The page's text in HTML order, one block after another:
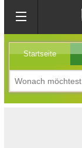
Startseite